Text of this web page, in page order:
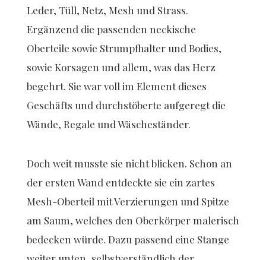
Leder, Tüll, Netz, Mesh und Strass.
Ergänzend die passenden neckische
Oberteile sowie Strumpfhalter und Bodies,
sowie Korsagen und allem, was das Herz
begehrt. Sie war voll im Element dieses
Geschäfts und durchstöberte aufgeregt die
Wände, Regale und Wäscheständer.
Doch weit musste sie nicht blicken. Schon an
der ersten Wand entdeckte sie ein zartes
Mesh-Oberteil mit Verzierungen und Spitze
am Saum, welches den Oberkörper malerisch
bedecken würde. Dazu passend eine Stange